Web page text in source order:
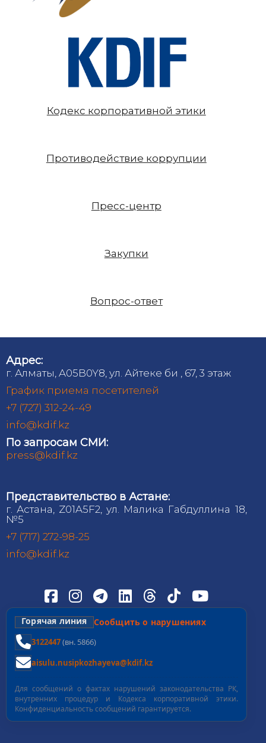
Кодекс корпоративной этики
Противодействие коррупции
Пресс-центр
Закупки
Вопрос-ответ
Адрес:
г. Алматы, A05B0Y8, ул. Айтеке би , 67, 3 этаж
График приема посетителей
+7 (727) 312-24-49
info@kdif.kz
По запросам СМИ:
press@kdif.kz
Представительство в Астане:
г. Астана, Z01A5F2, ул. Малика Габдуллина 18,
№5
+7 (717) 272-98-25
info@kdif.kz
Горячая линия Сообщить о нарушениях
3122447(вн. 5866)
aisulu.nusipkozhayeva@kdif.kz
Для сообщений о фактах нарушений законодательства РК,
внутренних процедур и Кодекса корпоративной этики.
Конфиденциальность сообщений гарантируется.